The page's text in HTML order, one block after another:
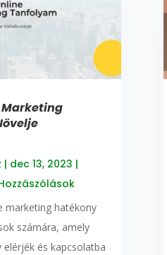
| dec 13, 2023 |
marketing hatékony
számára, amely
és kapcsolatba